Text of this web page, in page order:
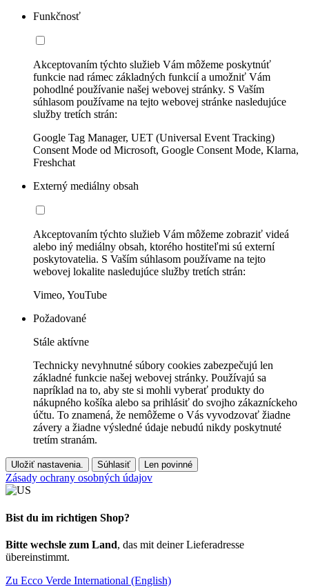
Funkčnosť
Akceptovaním týchto služieb Vám môžeme poskytnúť
funkcie nad rámec základných funkcií a umožniť Vám
pohodlné používanie našej webovej stránky. S Vaším
súhlasom používame na tejto webovej stránke nasledujúce
služby tretích strán:
Google Tag Manager, UET (Universal Event Tracking)
Consent Mode od Microsoft, Google Consent Mode, Klarna,
Freshchat
Externý mediálny obsah
Akceptovaním týchto služieb Vám môžeme zobraziť videá
alebo iný mediálny obsah, ktorého hostiteľmi sú externí
poskytovatelia. S Vaším súhlasom používame na tejto
webovej lokalite nasledujúce služby tretích strán:
Vimeo, YouTube
Požadované
Stále aktívne
Technicky nevyhnutné súbory cookies zabezpečujú len
základné funkcie našej webovej stránky. Používajú sa
napríklad na to, aby ste si mohli vyberať produkty do
nákupného košíka alebo sa prihlásiť do svojho zákazníckeho
účtu. To znamená, že nemôžeme o Vás vyvodzovať žiadne
závery a žiadne výsledné údaje nebudú nikdy poskytnuté
tretím stranám.
Uložiť nastavenia. Súhlasiť Len povinné
Zásady ochrany osobných údajov
Bist du im richtigen Shop?
Bitte wechsle zum Land, das mit deiner Lieferadresse
übereinstimmt.
Zu Ecco Verde International (English)